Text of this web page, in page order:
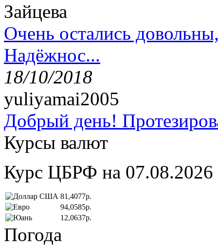
Зайцева
Очень остались
Надёжнос...
18/10/2018
yuliyamai2005
Добрый день!
Курсы валют
Курс ЦБРФ на 07.08.2026
81,4077р.
94,0585р.
12,0637р.
Погода